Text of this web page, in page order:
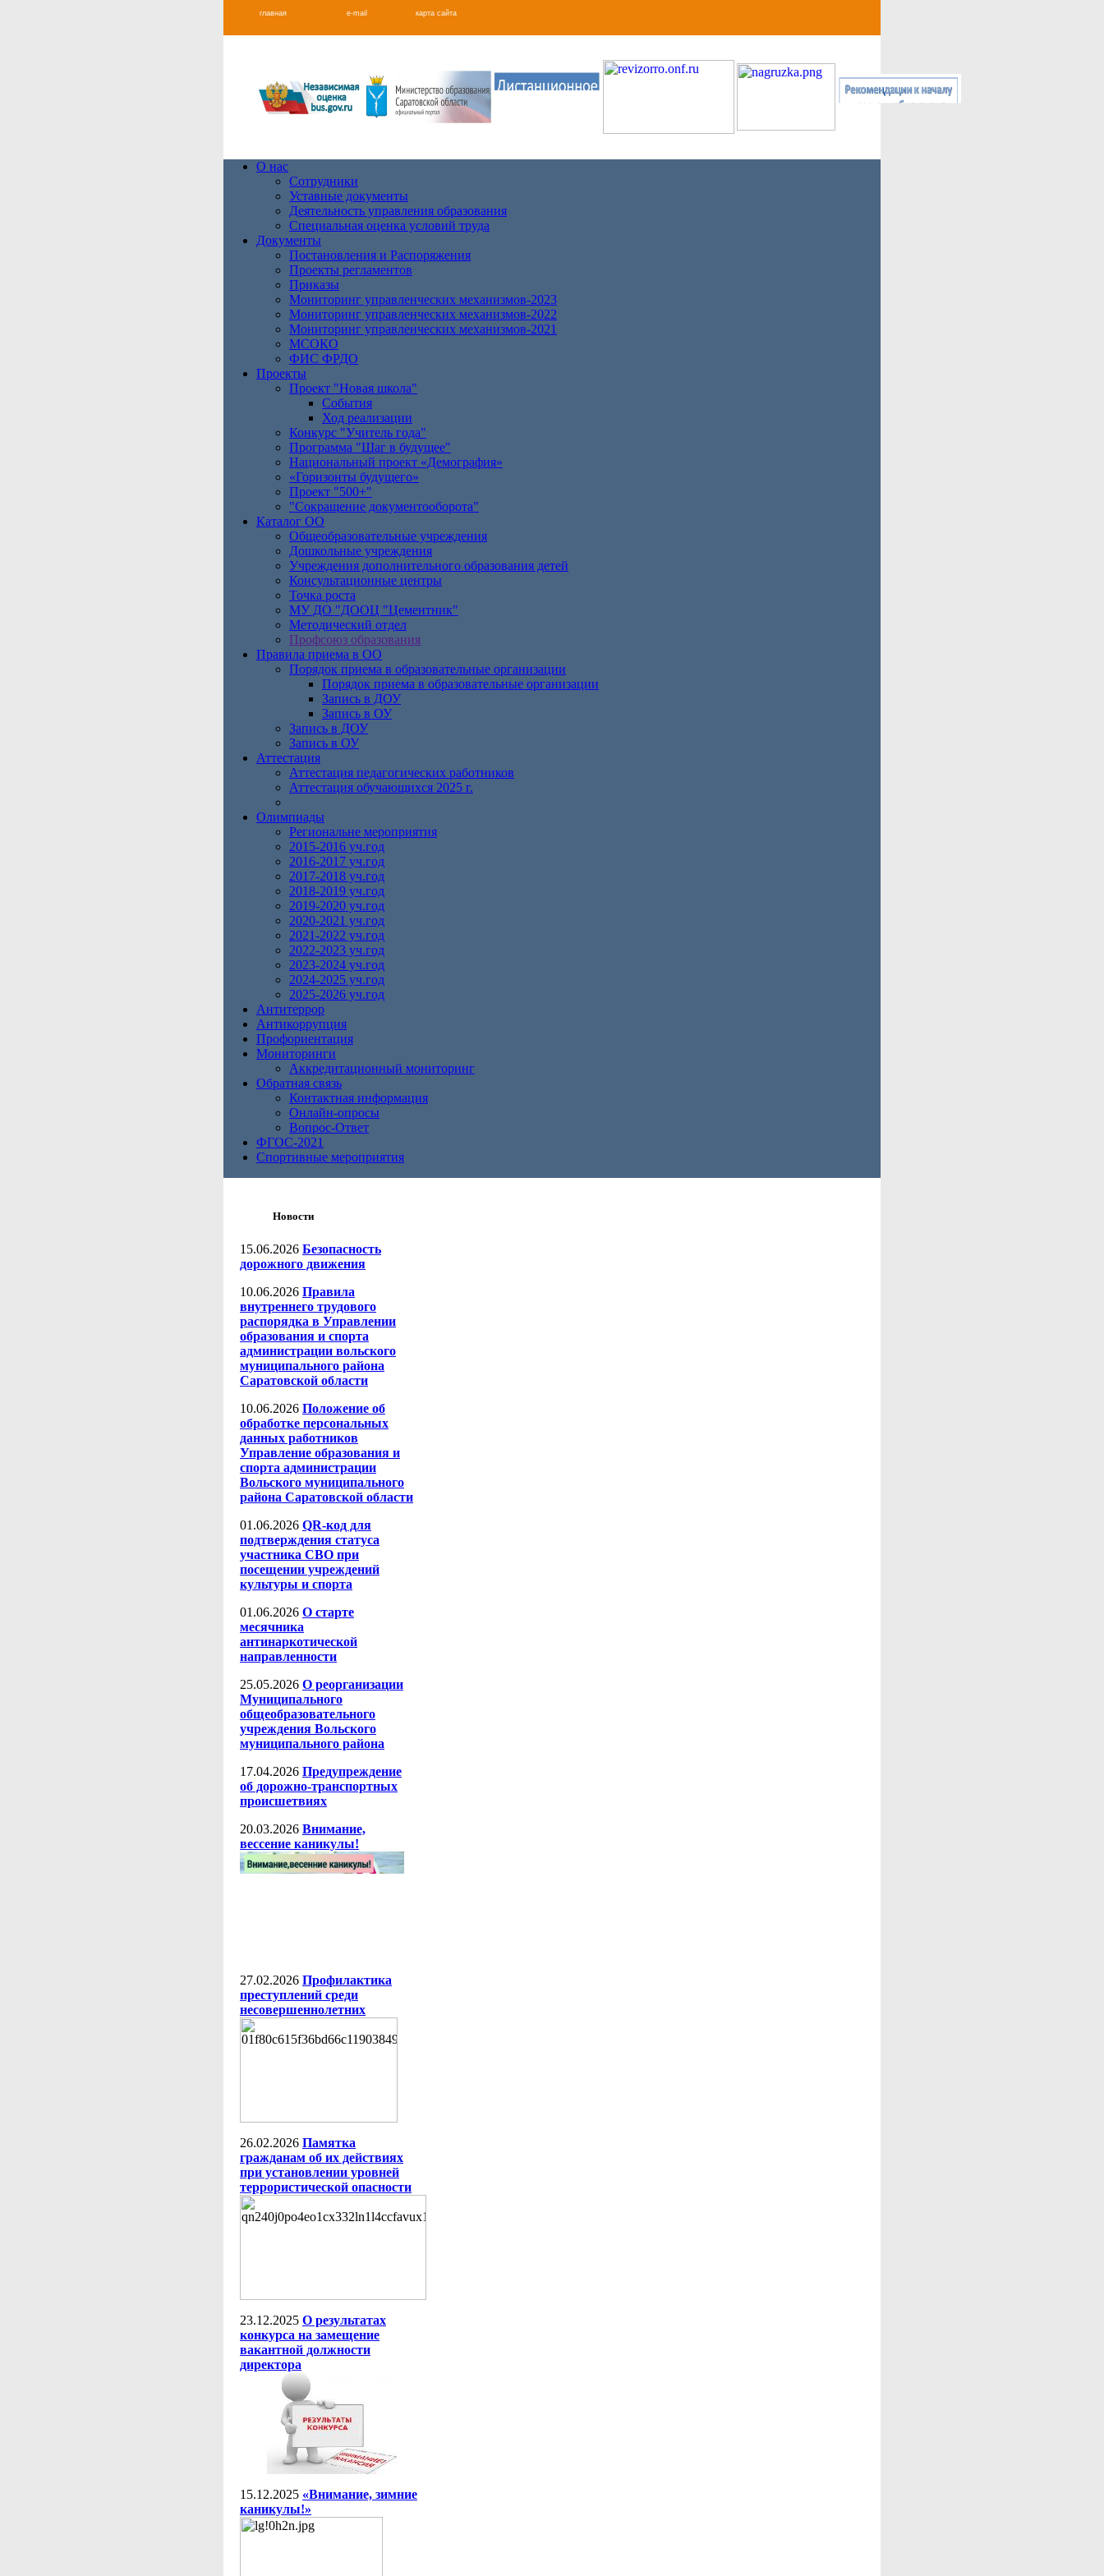
главная e-mail карта сайта
О нас
Сотрудники
Уставные документы
Деятельность управления образования
Специальная оценка условий труда
Документы
Постановления и Распоряжения
Проекты регламентов
Приказы
Мониторинг управленческих механизмов-2023
Мониторинг управленческих механизмов-2022
Мониторинг управленческих механизмов-2021
МСОКО
ФИС ФРДО
Проекты
Проект "Новая школа"
События
Ход реализации
Конкурс "Учитель года"
Программа "Шаг в будущее"
Национальный проект «Демография»
«Горизонты будущего»
Проект "500+"
"Сокращение документооборота"
Каталог ОО
Общеобразовательные учреждения
Дошкольные учреждения
Учреждения дополнительного образования детей
Консультационные центры
Точка роста
МУ ДО "ДООЦ "Цементник"
Методический отдел
Профсоюз образования
Правила приема в ОО
Порядок приема в образовательные организации
Порядок приема в образовательные организации
Запись в ДОУ
Запись в ОУ
Запись в ДОУ
Запись в ОУ
Аттестация
Аттестация педагогических работников
Аттестация обучающихся 2025 г.
Олимпиады
Региональне мероприятия
2015-2016 уч.год
2016-2017 уч.год
2017-2018 уч.год
2018-2019 уч.год
2019-2020 уч.год
2020-2021 уч.год
2021-2022 уч.год
2022-2023 уч.год
2023-2024 уч.год
2024-2025 уч.год
2025-2026 уч.год
Антитеррор
Антикоррупция
Профориентация
Мониторинги
Аккредитационный мониторинг
Обратная связь
Контактная информация
Онлайн-опросы
Вопрос-Ответ
ФГОС-2021
Спортивные мероприятия
Новости
15.06.2026 Безопасность
дорожного движения
10.06.2026 Правила
внутреннего трудового
распорядка в Управлении
образования и спорта
администрации вольского
муниципального района
Саратовской области
10.06.2026 Положение об
обработке персональных
данных работников
Управление образования и
спорта администрации
Вольского муниципального
района Саратовской области
01.06.2026 QR-код для
подтверждения статуса
участника СВО при
посещении учреждений
культуры и спорта
01.06.2026 О старте
месячника
антинаркотической
направленности
25.05.2026 О реорганизации
Муниципального
общеобразовательного
учреждения Вольского
муниципального района
17.04.2026 Предупреждение
об дорожно-транспортных
происшетвиях
20.03.2026 Внимание,
вессение каникулы!
27.02.2026 Профилактика
преступлений среди
несовершеннолетних
26.02.2026 Памятка
гражданам об их действиях
при установлении уровней
террористической опасности
23.12.2025 О результатах
конкурса на замещение
вакантной должности
директора
15.12.2025 «Внимание, зимние
каникулы!»